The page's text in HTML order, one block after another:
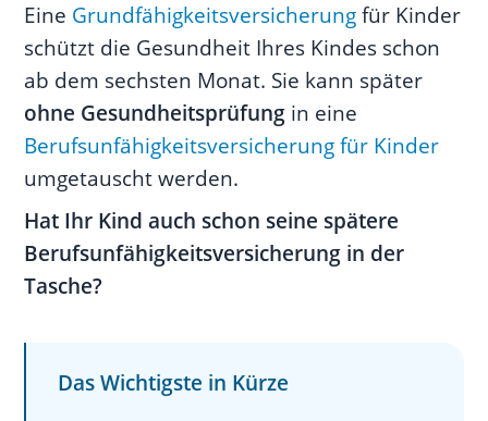
meines Kindes ab?
Absicherung ab Geburt
Absicherung ab dem 6. Monat
Absicherung ab dem 10.
Lebensjahr
02
Was ist eine
Grundfähigkeitsversicherung?
Leistungen einer
Grundfähigkeitsversicherung
sinnvoll?
Eine Grundfähigkeitsversicherungfür Kinder
schützt die Gesundheit Ihres Kindes schon
ab dem sechsten Monat. Sie kann später
ohne Gesundheitsprüfung in eine
Berufsunfähigkeitsversicherung für Kinder
umgetauscht werden.
Hat Ihr Kind auch schon seine spätere
Berufsunfähigkeitsversicherung in der
Tasche?
Das Wichtigste in Kürze